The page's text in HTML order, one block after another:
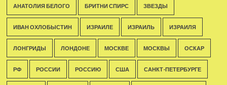
АНАТОЛИЯ БЕЛОГО БРИТНИ СПИРС ЗВЕЗДЫ
ИВАН ОХЛОБЫСТИН ИЗРАИЛЕ ИЗРАИЛЬ ИЗРАИЛЯ
ЛОНГРИДЫ ЛОНДОНЕ МОСКВЕ МОСКВЫ ОСКАР
РФ РОССИИ РОССИЮ США САНКТ-ПЕТЕРБУРГЕ